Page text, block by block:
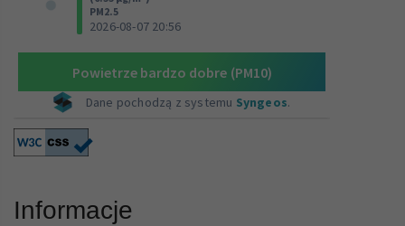
Informacje